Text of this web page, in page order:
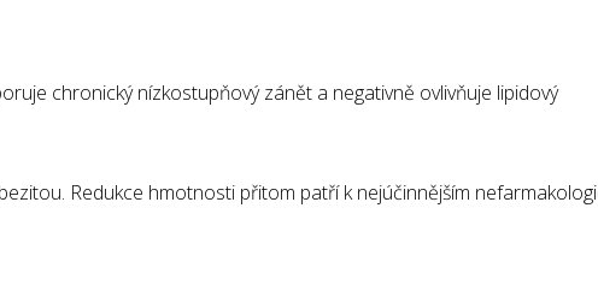
chronický nízkostupňový zánět a negativně ovlivňuje lipidový
Redukce hmotnosti přitom patří k nejúčinnějším